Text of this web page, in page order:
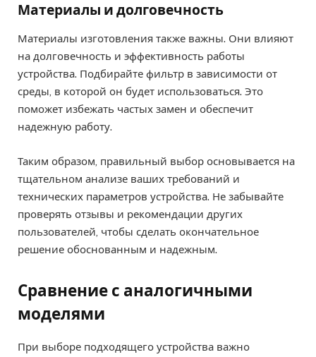
Материалы и долговечность
Материалы изготовления также важны. Они влияют
на долговечность и эффективность работы
устройства. Подбирайте фильтр в зависимости от
среды, в которой он будет использоваться. Это
поможет избежать частых замен и обеспечит
надежную работу.
Таким образом, правильный выбор основывается на
тщательном анализе ваших требований и
технических параметров устройства. Не забывайте
проверять отзывы и рекомендации других
пользователей, чтобы сделать окончательное
решение обоснованным и надежным.
Сравнение с аналогичными
моделями
При выборе подходящего устройства важно